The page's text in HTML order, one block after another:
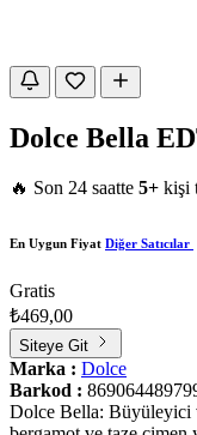
Dolce Bella
🔥 Son 24 saatte 5+ kişi
En Uygun Fiyat Diğer Satıcılar
Gratis
₺469,00
Siteye Git
Marka : Dolce
Barkod :
Dolce Bella: Büyüleyici